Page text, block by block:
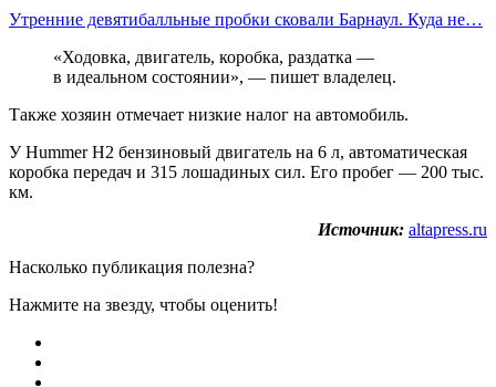
Утренние девятибалльные пробки сковали Барнаул. Куда не…
«Ходовка, двигатель, коробка, раздатка —
в идеальном состоянии», — пишет владелец.
Также хозяин отмечает низкие налог на автомобиль.
У Hummer H2 бензиновый двигатель на 6 л, автоматическая
коробка передач и 315 лошадиных сил. Его пробег — 200 тыс.
км.
Источник: altapress.ru
Насколько публикация полезна?
Нажмите на звезду, чтобы оценить!